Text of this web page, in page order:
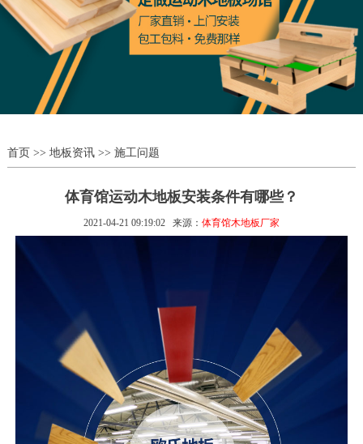
首页>> 地板资讯>> 施工问题
体育馆运动木地板安装条件有哪些？
2021-04-21 09:19:02 来源： 体育馆木地板厂家